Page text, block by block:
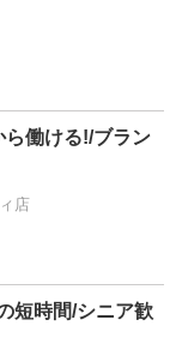
働ける!/ブラン
店
短時間/シニア歓